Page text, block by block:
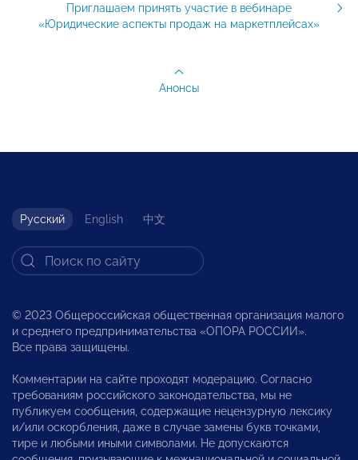
Приглашаем принять участие в вебинаре
«Юридические аспекты продаж на маркетплейсах»
Анонсы
Русский English 中文
© 2023 Общероссийская общественная организация малого
и среднего предпринимательства «ОПОРА РОССИИ».
Все права защищены.
Комментарии на сайте проходят модерацию. Согласно
требованиям российского законодательства, мы не
публикуем сообщения, содержащие нецензурную лексику
и/или оскорбления, даже в случае замены букв точками,
тире и любыми иными символами. Не допускаются